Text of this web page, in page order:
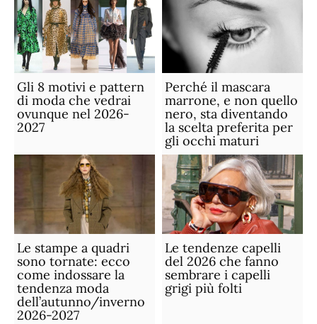
Gli 8 motivi e pattern
di moda che vedrai
ovunque nel 2026-
2027
Perché il mascara
marrone, e non quello
nero, sta diventando
la scelta preferita per
gli occhi maturi
Le stampe a quadri
sono tornate: ecco
come indossare la
tendenza moda
dell’autunno/inverno
2026-2027
Le tendenze capelli
del 2026 che fanno
sembrare i capelli
grigi più folti